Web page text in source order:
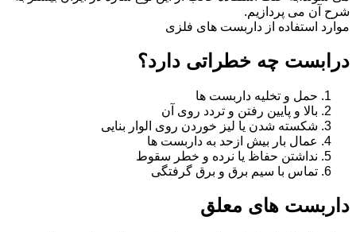
شرح آن می پردازیم.
موارد استفاده از داربست های فلزی
درابست چه خطراتی دارد؟
حمل و تخلیه داربست ها
بالا و پایین رفتن و تردد روی آن
شکسته شدن یا لیز خوردن روی الوار بنایی
عمال بار بیش ازحد به داربست ها
نداشتن حفاظ یا نرده و خطر سقوط
تماس با سیم برق و برق گرفتگی
داربست های معلق